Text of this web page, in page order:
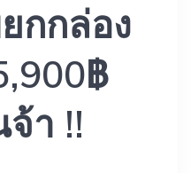
กกล่อง
฿
า !!